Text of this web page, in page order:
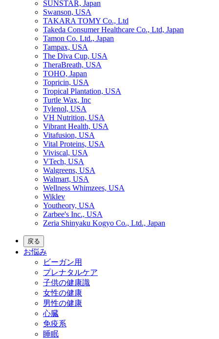
SUNSTAR, Japan
Swanson, USA
TAKARA TOMY Co., Ltd
Takeda Consumer Healthcare Co., Ltd, Japan
Tamon Co. Ltd., Japan
Tampax, USA
The Diva Cup, USA
TheraBreath, USA
TOHO, Japan
Topricin, USA
Tropical Plantation, USA
Turtle Wax, Inc
Tylenol, USA
VH Nutrition, USA
Vibrant Health, USA
Vitafusion, USA
Vital Proteins, USA
Viviscal, USA
VTech, USA
Walgreens, USA
Walmart, USA
Wellness Whimzees, USA
Wiklev
Youtheory, USA
Zarbee's Inc., USA
Zeria Shinyaku Kogyo Co., Ltd., Japan
戻る
お悩み
ビーガン用
プレナタルケア
子供の健康識
女性の健康
男性の健康
心臓
免疫系
睡眠